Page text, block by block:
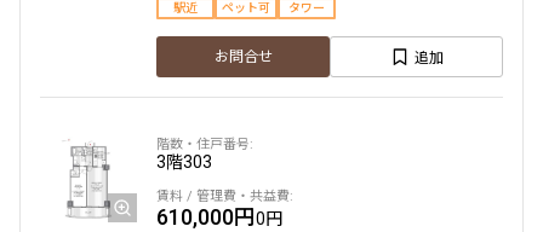
駅近 ペット可 タワー
お問合せ 追加
3階303
610,000円0円